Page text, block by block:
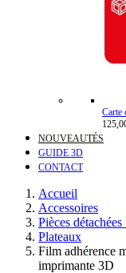
Carte
NOUVEAUTÉS
GUIDE 3D
CONTACT
Accueil
Accessoires
Pièces
Plateaux
Film adhérence
imprimante 3D